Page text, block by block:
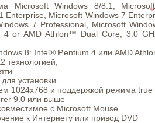
Microsoft Windows 8/8.1,
Enterprise, Microsoft Windows 7
7 Professional, Microsoft
4 or AMD Athlon™ Dual Core, 3.0
8: Intel® Pentium 4 или AMD
технологией;
установки
1024x768 и поддержкой режима true
9.0 или выше
с Microsoft Mouse
к Интернету или привод DVD